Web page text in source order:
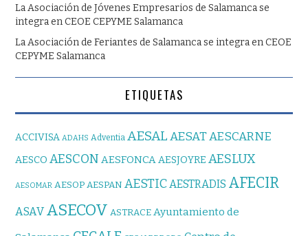
La Asociación de Jóvenes Empresarios de Salamanca se
integra en CEOE CEPYME Salamanca
La Asociación de Feriantes de Salamanca se integra en CEOE
CEPYME Salamanca
ETIQUETAS
ACCIVISA ADAHS Adventia AESAL AESATAESCARNE
AESCO AESCON AESFONCA AESJOYRE AESLUX
AESOMAR AESOP AESPAN AESTIC AESTRADIS AFECIR
ASAVASECOV ASTRACE Ayuntamiento de